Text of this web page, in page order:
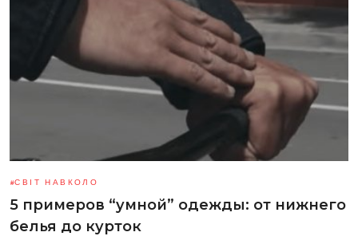
СВІТ НАВКОЛО
5 примеров “умной” одежды: от нижнего
белья до курток